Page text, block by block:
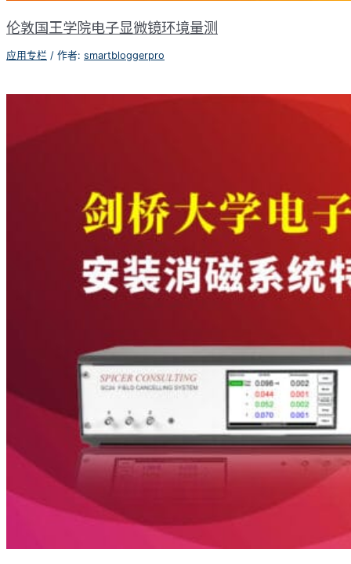
伦敦国王学院电子显微镜环境量测
应用专栏 / 作者: smartbloggerpro